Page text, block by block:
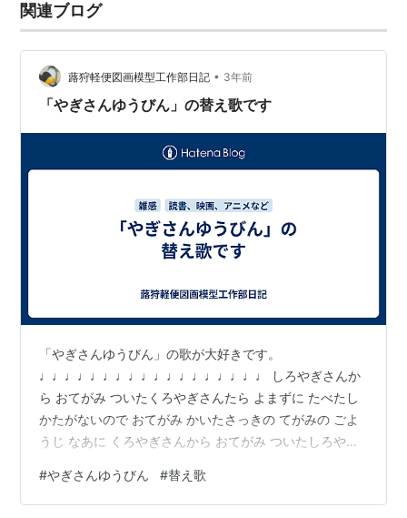
関連ブログ
蕗狩軽便図画模型工作部日記 • 3年前
「やぎさんゆうびん」の替え歌です
「やぎさんゆうびん」の歌が大好きです。
♩♩♩♩♩♩♩♩♩♩♩♩♩♩♩♩♩♩ しろやぎさんか
ら おてがみ ついたくろやぎさんたら よまずに たべたし
かたがないので おてがみ かいたさっきの てがみの ごよ
うじ なあに くろやぎさんから おてがみ ついたしろやぎ
いたさっきの てがみの ごようじ なあに
♩♩♩♩♩♩♩♩♩♩♩♩♩♩♩♩♩♩ この歌詞が、ず
#やぎさんゆうびん #替え歌